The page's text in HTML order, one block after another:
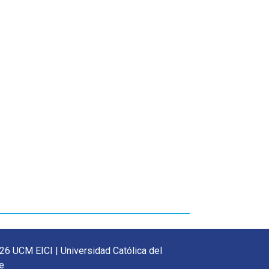
UCM EICI | Universidad Católica del